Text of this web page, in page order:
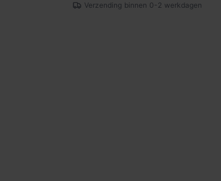
Verzending binnen 0-2 werkdagen